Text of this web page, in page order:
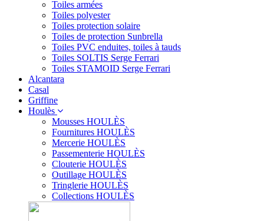
Toiles armées
Toiles polyester
Toiles protection solaire
Toiles de protection Sunbrella
Toiles PVC enduites, toiles à tauds
Toiles SOLTIS Serge Ferrari
Toiles STAMOID Serge Ferrari
Alcantara
Casal
Griffine
Houlès
Mousses HOULÈS
Fournitures HOULÈS
Mercerie HOULÈS
Passementerie HOULÈS
Clouterie HOULÈS
Outillage HOULÈS
Tringlerie HOULÈS
Collections HOULÈS